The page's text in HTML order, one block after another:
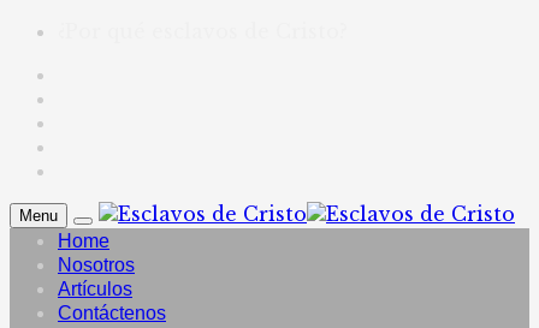
Menu
Home
Nosotros
Artículos
Contáctenos